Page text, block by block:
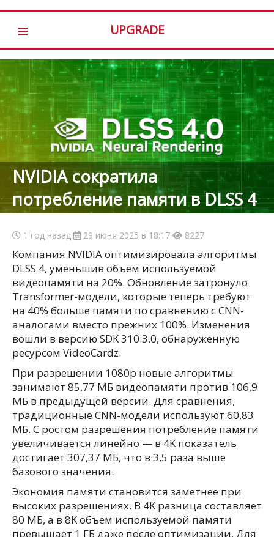
≡ UPGRADE
NVIDIA сократила
потребление памяти в DLSS 4
1 год назад 29 июня 2025 в 18:17 8227
Компания NVIDIA оптимизировала алгоритмы
DLSS 4, уменьшив объем используемой
видеопамяти на 20%. Обновление затронуло
Transformer-модели, которые теперь требуют
на 40% больше памяти по сравнению с CNN-
аналогами вместо прежних 100%. Изменения
вошли в версию SDK 310.3.0, обнаруженную
ресурсом VideoCardz.
При разрешении 1080p новые алгоритмы
занимают 85,77 МБ видеопамяти против 106,9
МБ в предыдущей версии. Для сравнения,
традиционные CNN-модели используют 60,83
МБ. С ростом разрешения потребление памяти
увеличивается линейно — в 4K показатель
достигает 307,37 МБ, что в 3,5 раза выше
базового значения.
Экономия памяти становится заметнее при
высоких разрешениях. В 4K разница составляет
80 МБ, а в 8K объем используемой памяти
превышает 1 ГБ даже после оптимизации. Для